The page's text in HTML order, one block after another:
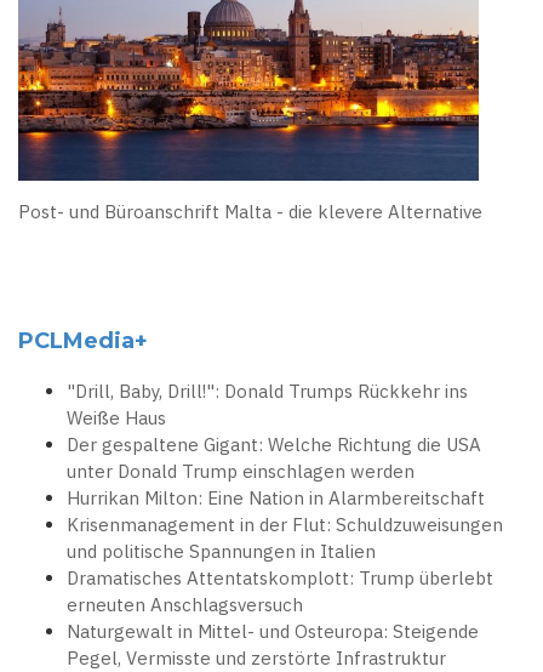
Post- und Büroanschrift Malta - die klevere Alternative
PCLMedia+
"Drill, Baby, Drill!": Donald Trumps Rückkehr ins
Weiße Haus
Der gespaltene Gigant: Welche Richtung die USA
unter Donald Trump einschlagen werden
Hurrikan Milton: Eine Nation in Alarmbereitschaft
Krisenmanagement in der Flut: Schuldzuweisungen
und politische Spannungen in Italien
Dramatisches Attentatskomplott: Trump überlebt
erneuten Anschlagsversuch
Naturgewalt in Mittel- und Osteuropa: Steigende
Pegel, Vermisste und zerstörte Infrastruktur